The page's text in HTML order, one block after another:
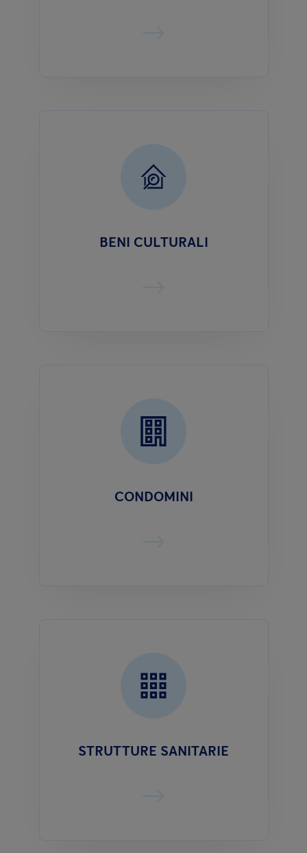
BENI CULTURALI
CONDOMINI
STRUTTURE SANITARIE